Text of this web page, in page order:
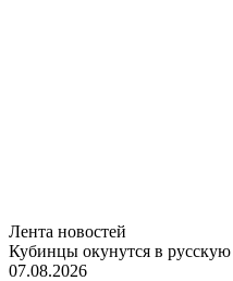
Лента новостей
Кубинцы окунутся в русскую
07.08.2026